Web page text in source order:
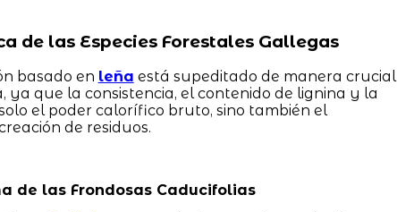
de las Especies Forestales Gallegas
basado en leña está supeditado de manera crucial
ya que la consistencia, el contenido de lignina y la
el poder calorífico bruto, sino también el
de residuos.
de las Frondosas Caducifolias